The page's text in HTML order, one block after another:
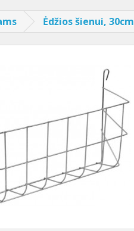
Ėdžios šienui, 30cm